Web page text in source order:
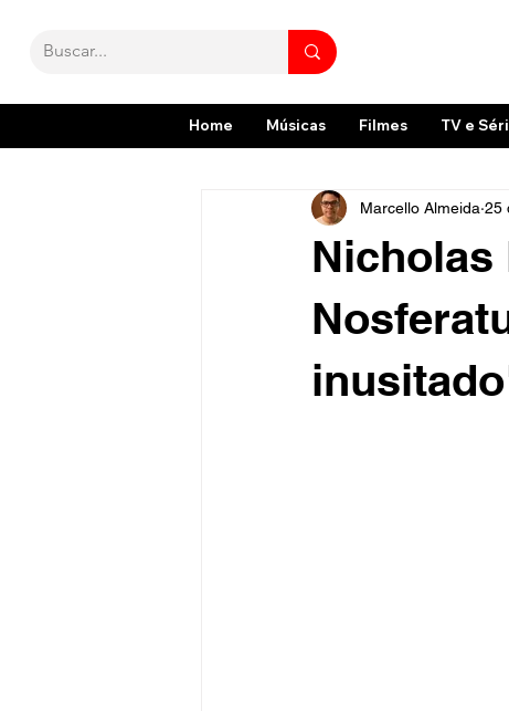
Home Músicas Filmes TV e
Nicholas
Marcello Almeida 25